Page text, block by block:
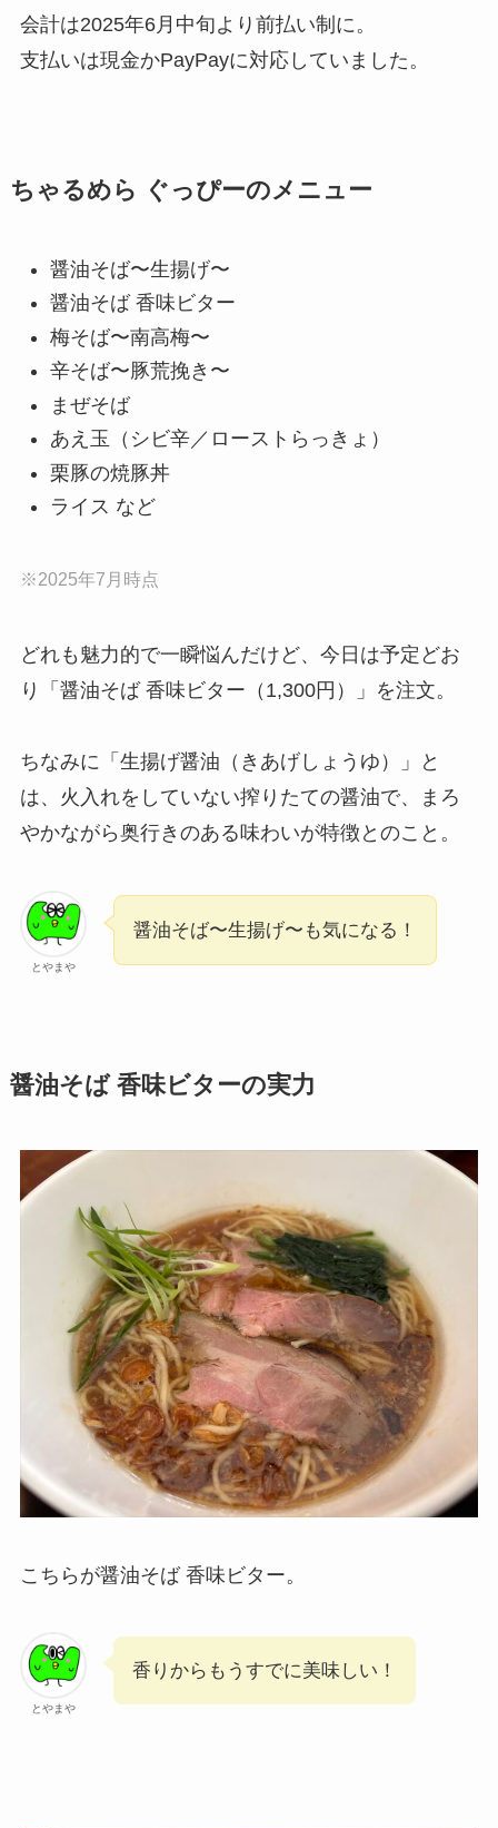
会計は2025年6月中旬より前払い制に。
支払いは現金かPayPayに対応していました。
ちゃるめら ぐっぴーのメニュー
醤油そば〜生揚げ〜
醤油そば 香味ビター
梅そば〜南高梅〜
辛そば〜豚荒挽き〜
まぜそば
あえ玉（シビ辛／ローストらっきょ）
栗豚の焼豚丼
ライス など
※2025年7月時点
どれも魅力的で一瞬悩んだけど、今日は予定どお
り「醤油そば 香味ビター（1,300円）」を注文。
ちなみに「生揚げ醤油（きあげしょうゆ）」と
は、火入れをしていない搾りたての醤油で、まろ
やかながら奥行きのある味わいが特徴とのこと。
とやまや
醤油そば〜生揚げ〜も気になる！
醤油そば 香味ビターの実力
こちらが醤油そば 香味ビター。
とやまや
香りからもうすでに美味しい！